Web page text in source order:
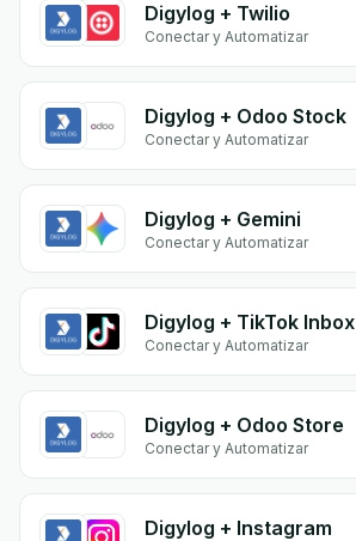
Digylog + Twilio
Conectar y Automatizar
Digylog + Odoo Stock
Conectar y Automatizar
Digylog + Gemini
Conectar y Automatizar
Digylog + TikTok Inbox
Conectar y Automatizar
Digylog + Odoo Store
Conectar y Automatizar
Digylog + Instagram